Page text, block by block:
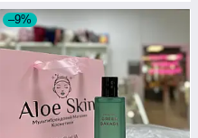
–9%